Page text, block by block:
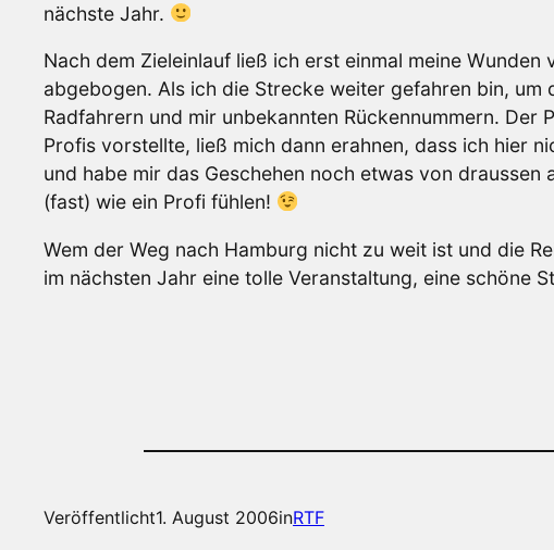
nächste Jahr.
Nach dem Zieleinlauf ließ ich erst einmal meine
abgebogen. Als ich die Strecke weiter gefahren bin,
Radfahrern und mir unbekannten Rückennummern.
Profis vorstellte, ließ mich dann erahnen, dass ich hier
und habe mir das Geschehen noch etwas von
(fast) wie ein Profi fühlen!
Wem der Weg nach Hamburg nicht zu weit ist und die
im nächsten Jahr eine tolle Veranstaltung, eine schöne
Veröffentlicht1. August 2006inRTF